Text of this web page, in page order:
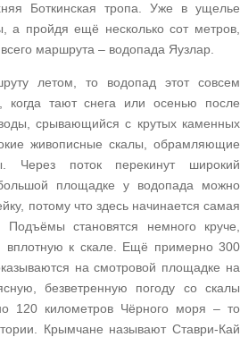
Боткинская тропа. Уже в ущелье
а пройдя ещё несколько сот метров,
маршрута – водопада Яузлар.
летом, то водопад этот совсем
когда тают снега или осенью после
срывающийся с крутых каменных
живописные скалы, обрамляющие
Через поток перекинут широкий
площадке у водопада можно
потому что здесь начинается самая
становятся немного круче,
вплотную к скале. Ещё примерно 300
на смотровой площадке на
безветренную погоду со скалы
120 километров Чёрного моря – то
Крымчане называют Ставри-Кай